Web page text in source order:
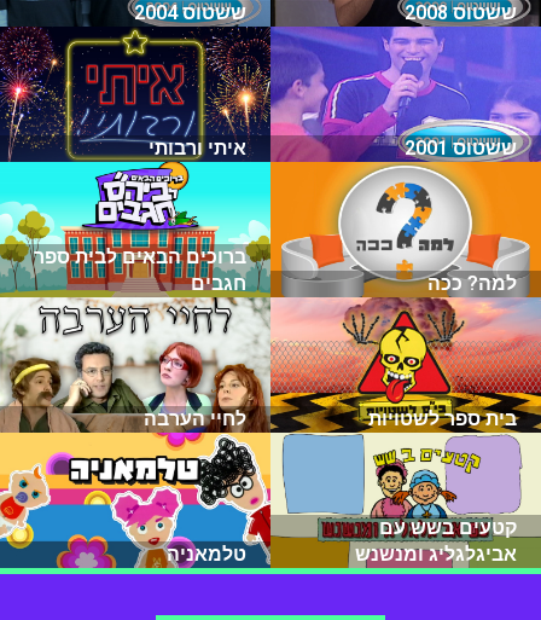
ששטוס 2008 ששטוס 2004
ששטוס 2001 איתי ורבותי
למה? ככה
ברוכים הבאים לבית ספר
חגבים
בית ספר לשטויות לחיי הערבה
קטעים בשש עם
אביגלגליג ומנשנש
טלמאניה